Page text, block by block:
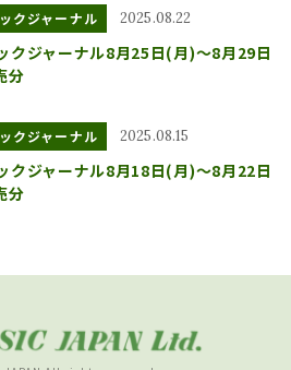
クジャーナル 2025.08.22
クジャーナル8月25日(月)～8月29日
分
クジャーナル 2025.08.15
クジャーナル8月18日(月)～8月22日
分